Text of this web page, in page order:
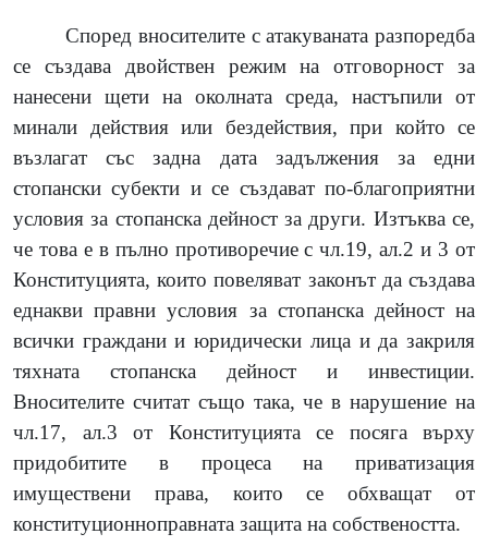
Според вносителите с атакуваната разпоредба
се създава двойствен режим на отговорност за
нанесени щети на околната среда, настъпили от
минали действия или бездействия, при който се
възлагат със задна дата задължения за едни
стопански субекти и се създават по-благоприятни
условия за стопанска дейност за други. Изтъква се,
че това е в пълно противоречие с чл.19, ал.2 и 3 от
Конституцията, които повеляват законът да създава
еднакви правни условия за стопанска дейност на
всички граждани и юридически лица и да закриля
тяхната стопанска дейност и инвестиции.
Вносителите считат също така, че в нарушение на
чл.17, ал.3 от Конституцията се посяга върху
придобитите в процеса на приватизация
имуществени права, които се обхващат от
конституционноправната защита на собствеността.